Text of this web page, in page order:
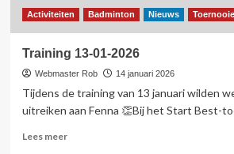
Activiteiten Badminton Nieuws
Training 13-01-2026
Webmaster Rob 14 januari 2026
Tijdens de training van 13 januari wilden
uitreiken aan Fenna 👏Bij het Start Best-
Lees meerLees